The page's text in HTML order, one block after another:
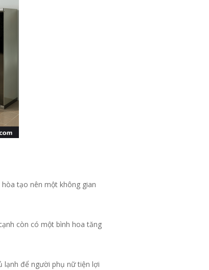
tạo nên một không gian
còn có một bình hoa tăng
để người phụ nữ tiện lợi